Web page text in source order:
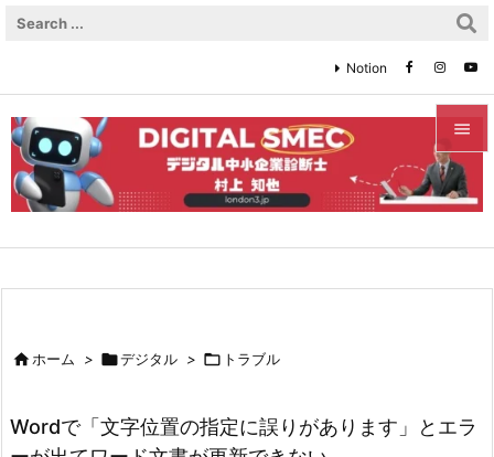


メニュ

検索
Notion
ホーム > デジタル >  トラブル
Wordで「文字位置の指定に誤りがあります」とエラ